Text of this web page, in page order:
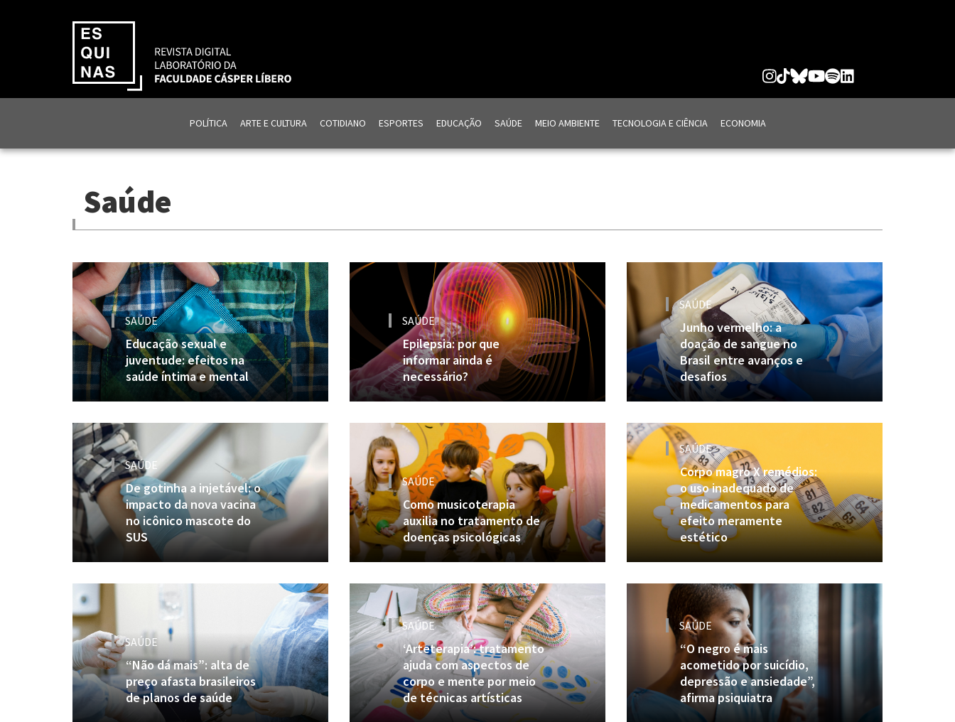
POLÍTICA ARTE E CULTURA COTIDIANO ESPORTES EDUCAÇÃO SAÚDE MEIO AMBIENTE TECNOLOGIA E CIÊNCIA ECONOMIA
Saúde
SAÚDE
Educação sexual e
juventude: efeitos na
saúde íntima e mental
SAÚDE
Epilepsia: por que
informar ainda é
necessário?
SAÚDE
Junho vermelho: a
doação de sangue no
Brasil entre avanços e
desafios
SAÚDE
De gotinha a injetável: o
impacto da nova vacina
no icônico mascote do
SUS
SAÚDE
Como musicoterapia
auxilia no tratamento de
doenças psicológicas
SAÚDE
Corpo magro X remédios:
o uso inadequado de
medicamentos para
efeito meramente
estético
SAÚDE
“Não dá mais”: alta de
preço afasta brasileiros
de planos de saúde
SAÚDE
‘Arteterapia’: tratamento
ajuda com aspectos de
corpo e mente por meio
de técnicas artísticas
SAÚDE
“O negro é mais
acometido por suicídio,
depressão e ansiedade”,
afirma psiquiatra